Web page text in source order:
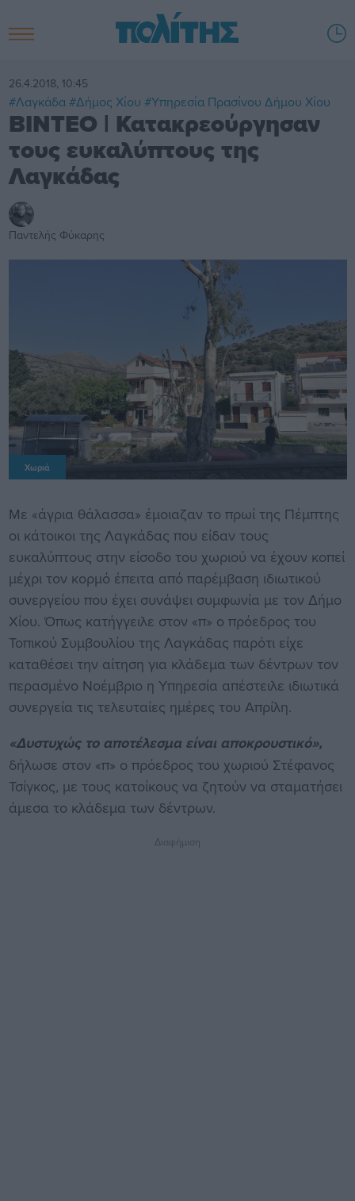
26.4.2018, 10:45
#Λαγκάδα #Δήμος Χίου #Υπηρεσία Πρασίνου Δήμου Χίου
ΒΙΝΤΕΟ | Κατακρεούργησαν
τους ευκαλύπτους της
Λαγκάδας
Παντελής Φύκαρης
Χωριά
Με «άγρια θάλασσα» έμοιαζαν το πρωί της Πέμπτης
οι κάτοικοι της Λαγκάδας που είδαν τους
ευκαλύπτους στην είσοδο του χωριού να έχουν κοπεί
μέχρι τον κορμό έπειτα από παρέμβαση ιδιωτικού
συνεργείου που έχει συνάψει συμφωνία με τον Δήμο
Χίου. Όπως κατήγγειλε στον «π» ο πρόεδρος του
Τοπικού Συμβουλίου της Λαγκάδας παρότι είχε
καταθέσει την αίτηση για κλάδεμα των δέντρων τον
περασμένο Νοέμβριο η Υπηρεσία απέστειλε ιδιωτικά
συνεργεία τις τελευταίες ημέρες του Απρίλη.
«Δυστυχώς το αποτέλεσμα είναι αποκρουστικό»,
δήλωσε στον «π» ο πρόεδρος του χωριού Στέφανος
Τσίγκος, με τους κατοίκους να ζητούν να σταματήσει
άμεσα το κλάδεμα των δέντρων.
Διαφήμιση